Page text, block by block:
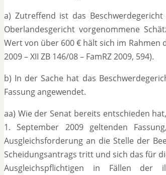
a) Zutreffend ist das
Oberlandesgericht vorgenommene
Wert von über 600 € hält sich im Rahmen
2009 – XII ZB 146/08 – FamRZ 2009, 594).
b) In der Sache hat das
Fassung angewendet.
aa) Wie der Senat bereits entschieden
1. September 2009 geltenden
Ausgleichsforderung an die Stelle der
Scheidungsantrags tritt und sich das für
Ausgleichspflichtigen in Fällen der